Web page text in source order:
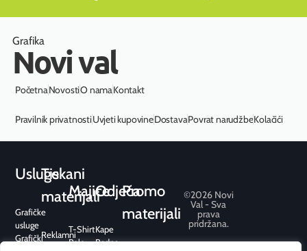
Grafika
Novi val
PočetnaNovostiO namaKontakt
Pravilnik privatnostiUvjeti kupovineDostavaPovrat narudžbeKolačići
Usluge
Grafičke
usluge
Grafički
Tiskani
materijali
Reklamni
Majice
T-Shirt
Polo
Odjeća
Kape
Radna
Promo
materijali
©2026 Novi
Val - Sva
prava
pridržana.